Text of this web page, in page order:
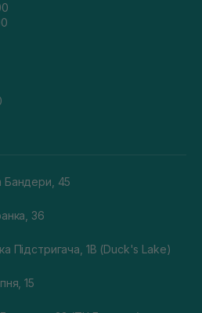
Бандери, 45
36
Підстригача, 1В (Duck's Lake)
15